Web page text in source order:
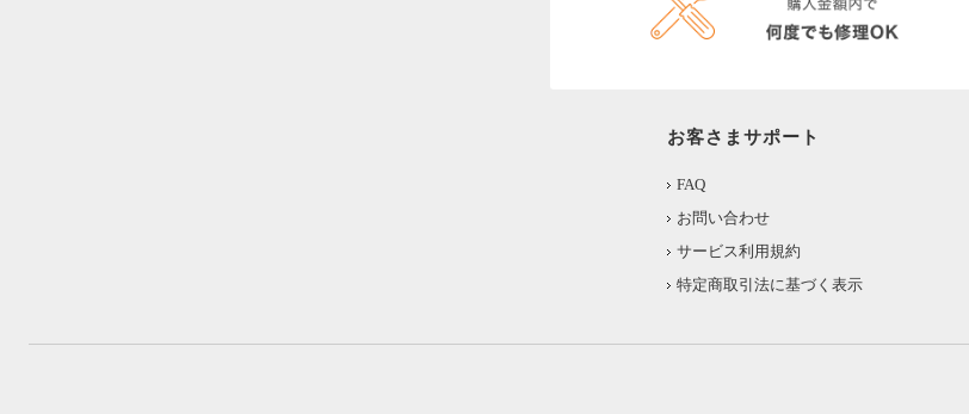
お客さまサポート
FAQ
お問い合わせ
サービス利用規約
特定商取引法に基づく表示